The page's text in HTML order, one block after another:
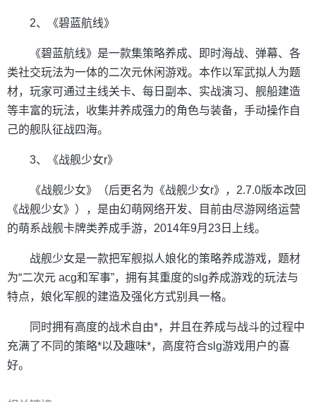
2、《碧蓝航线》
《碧蓝航线》是一款集策略养成、即时海战、弹幕、各
类社交玩法为一体的二次元休闲游戏。本作以军武拟人为题
材，玩家可通过主线关卡、每日副本、实战演习、舰船建造
等丰富的玩法，收集并养成强力的角色与装备，手动操作自
己的舰队征战四海。
3、《战舰少女r》
《战舰少女》（后更名为《战舰少女r》，2.7.0版本改回
《战舰少女》），是由幻萌网络开发、目前由尽游网络运营
的萌系战舰卡牌类养成手游，2014年9月23日上线。
战舰少女是一款把军舰拟人娘化的策略养成游戏，题材
为“二次元 acg和军事”，拥有其重度的slg养成游戏的玩法与
特点，娘化军舰的建造及强化方式别具一格。
同时拥有高度的战术自由*，并且在养成与战斗的过程中
充满了不同的策略*以及趣味*，高度符合slg游戏用户的喜
好。